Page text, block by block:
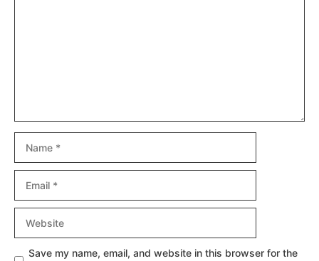
Save my name, email, and website in this browser for the